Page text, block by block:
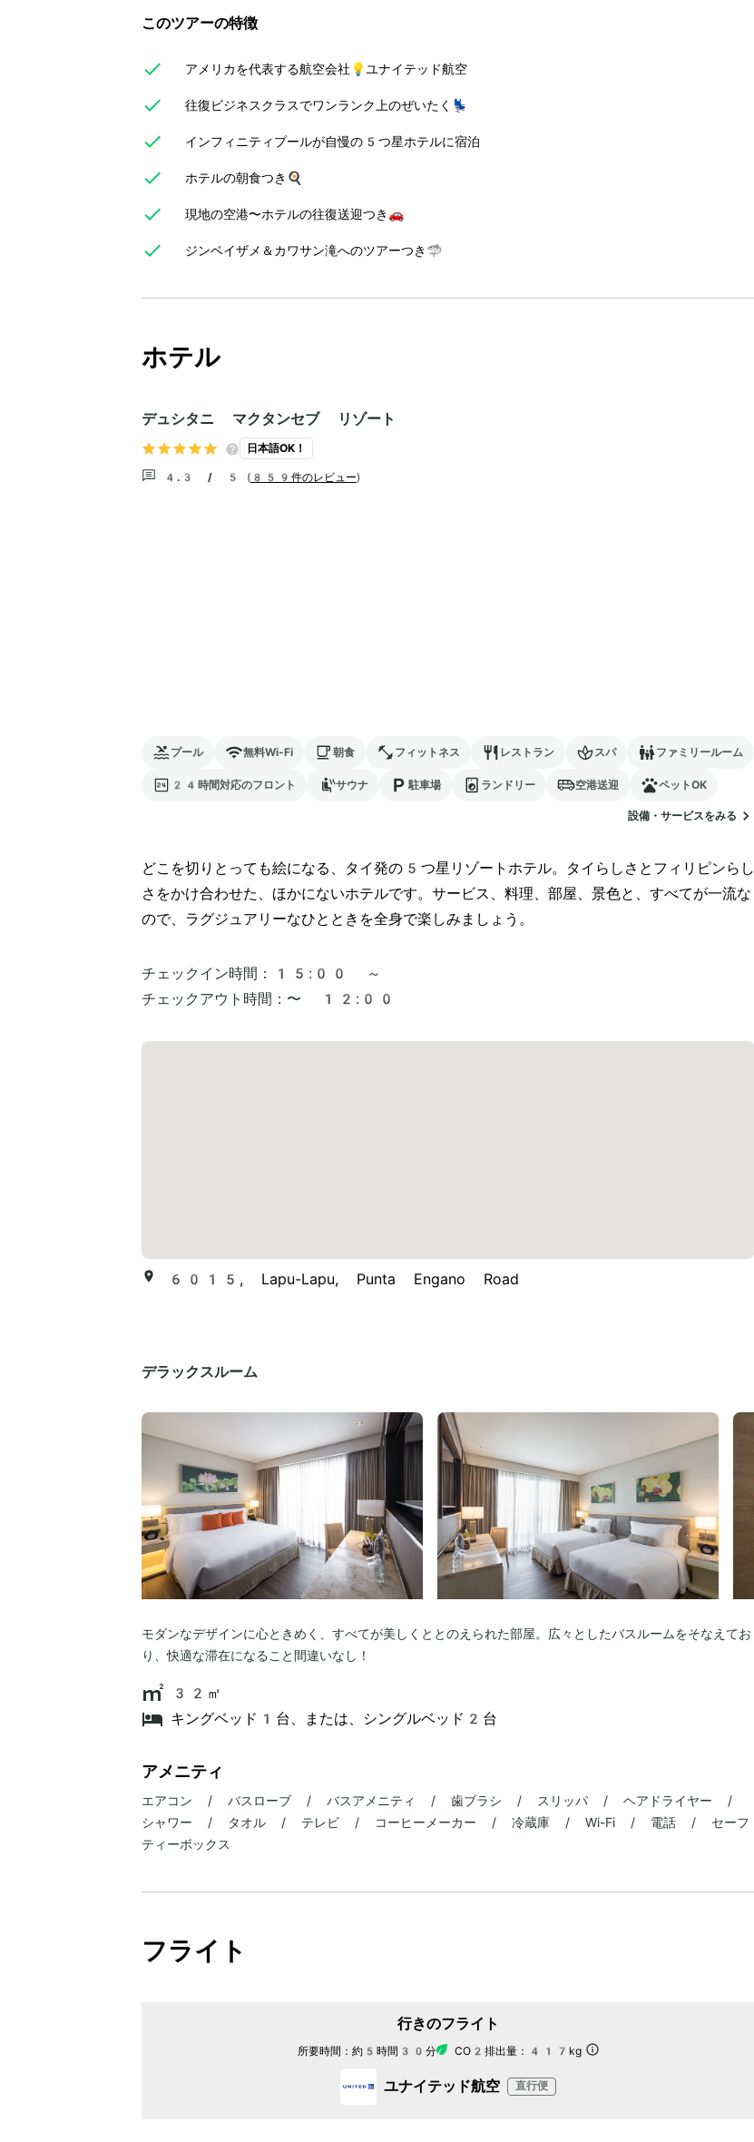
このツアーの特徴
アメリカを代表する航空会社💡ユナイテッド航空
往復ビジネスクラスでワンランク上のぜいたく💺
インフィニティプールが自慢の5つ星ホテルに宿泊
ホテルの朝食つき🍳
現地の空港〜ホテルの往復送迎つき🚗
ジンベイザメ＆カワサン滝へのツアーつき🦈
ホテル
デュシタニ マクタンセブ リゾート
日本語OK！
4.3 / 5 ( 859件のレビュー)
プール 無料Wi-Fi 朝食 フィットネス レストラン スパ ファミリールーム
24時間対応のフロント サウナ 駐車場 ランドリー 空港送迎 ペットOK
設備・サービスをみる
どこを切りとっても絵になる、タイ発の5つ星リゾートホテル。タイらしさとフィリピンらし
さをかけ合わせた、ほかにないホテルです。サービス、料理、部屋、景色と、すべてが一流な
ので、ラグジュアリーなひとときを全身で楽しみましょう。
チェックイン時間：
15:00 ～
チェックアウト時間： 〜 12:00
6015, Lapu-Lapu, Punta Engano Road
デラックスルーム
モダンなデザインに心ときめく、すべてが美しくととのえられた部屋。広々としたバスルームをそなえてお
り、快適な滞在になること間違いなし！
32㎡
キングベッド1台、または、シングルベッド2台
アメニティ
エアコン / バスローブ / バスアメニティ / 歯ブラシ / スリッパ / ヘアドライヤー /
シャワー / タオル / テレビ / コーヒーメーカー / 冷蔵庫 / Wi-Fi / 電話 / セーフ
ティーボックス
フライト
行きのフライト
所要時間： 約5時間30分 CO2排出量： 417kg
ユナイテッド航空 直行便